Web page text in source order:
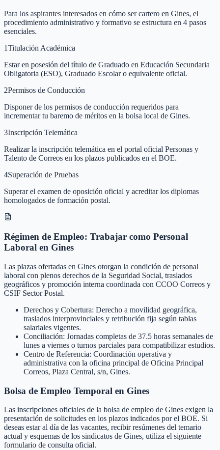
Para los aspirantes interesados en cómo ser cartero en Gines, el
procedimiento administrativo y formativo se estructura en 4 pasos
esenciales.
1Titulación Académica
Estar en posesión del título de Graduado en Educación Secundaria
Obligatoria (ESO), Graduado Escolar o equivalente oficial.
2Permisos de Conducción
Disponer de los permisos de conducción requeridos para
incrementar tu baremo de méritos en la bolsa local de Gines.
3Inscripción Telemática
Realizar la inscripción telemática en el portal oficial Personas y
Talento de Correos en los plazos publicados en el BOE.
4Superación de Pruebas
Superar el examen de oposición oficial y acreditar los diplomas
homologados de formación postal.
Régimen de Empleo: Trabajar como Personal
Laboral en Gines
Las plazas ofertadas en Gines otorgan la condición de personal
laboral con plenos derechos de la Seguridad Social, traslados
geográficos y promoción interna coordinada con CCOO Correos y
CSIF Sector Postal.
Derechos y Cobertura: Derecho a movilidad geográfica,
traslados interprovinciales y retribución fija según tablas
salariales vigentes.
Conciliación: Jornadas completas de 37.5 horas semanales de
lunes a viernes o turnos parciales para compatibilizar estudios.
Centro de Referencia: Coordinación operativa y
administrativa con la oficina principal de Oficina Principal
Correos, Plaza Central, s/n, Gines.
Bolsa de Empleo Temporal en Gines
Las inscripciones oficiales de la bolsa de empleo de Gines exigen la
presentación de solicitudes en los plazos indicados por el BOE. Si
deseas estar al día de las vacantes, recibir resúmenes del temario
actual y esquemas de los sindicatos de Gines, utiliza el siguiente
formulario de consulta oficial.